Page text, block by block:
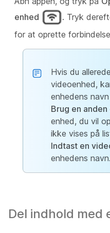
enhed
. Tryk
for at oprette
Hvis du
videoenhed,
enhedens
Brug en anden
enhed, du vil
ikke vises på
Indtast en
enhedens navn.
Del indhold med